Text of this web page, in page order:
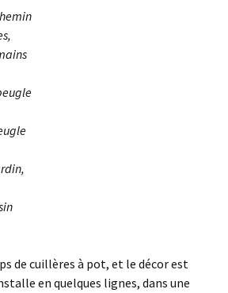
de cuillères à pot, et le décor est
en quelques lignes, dans une